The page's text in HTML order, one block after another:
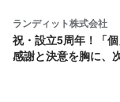
ランディット株式会社
祝・設立5周年！「
感謝と決意を胸に、